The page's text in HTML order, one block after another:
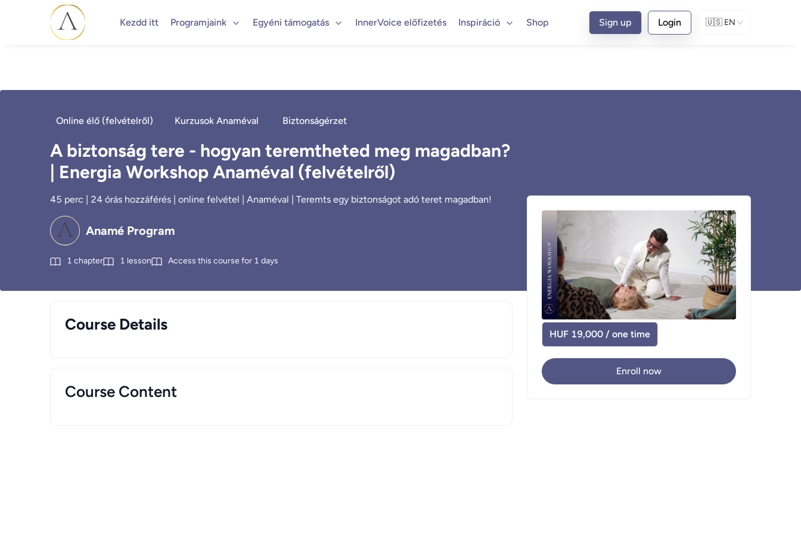
Kezdd itt Programjaink Egyéni támogatás InnerVoice előfizetés Inspiráció Shop Sign up Login 🇺🇸 EN
Online élő (felvételről) Kurzusok Anaméval Biztonságérzet
A biztonság tere - hogyan teremtheted meg magadban?
| Energia Workshop Anaméval (felvételről)
45 perc | 24 órás hozzáférés | online felvétel | Anaméval | Teremts egy biztonságot adó teret magadban!
Anamé Program
1 chapter 1 lesson Access this course for 1 days
Course Details
Course Content
HUF 19,000 / one time
Enroll now